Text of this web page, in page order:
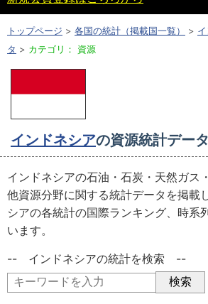
トップページ > 各国の統計（掲載国一覧） >
タ > カテゴリ： 資源
インドネシアの資源統計データ
インドネシアの石油・石炭・天然ガス
他資源分野に関する統計データを掲載
シアの各統計の国際ランキング、時系
います。
-- インドネシアの統計を検索 --